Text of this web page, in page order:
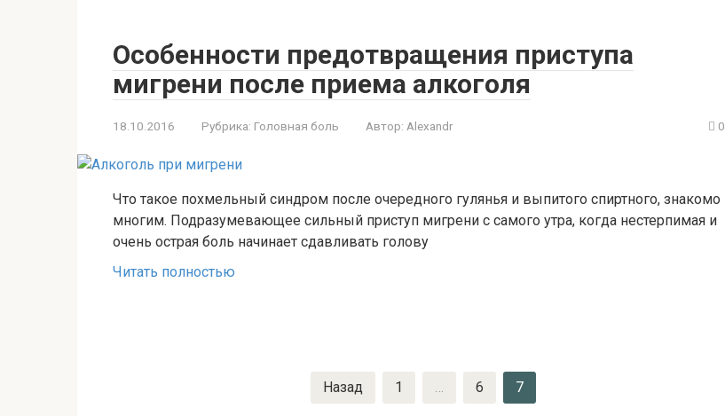
Особенности предотвращения приступа
мигрени после приема алкоголя
18.10.2016 Рубрика: Головная боль Автор: Alexandr 0
Что такое похмельный синдром после очередного гулянья и выпитого спиртного, знакомо
многим. Подразумевающее сильный приступ мигрени с самого утра, когда нестерпимая и
очень острая боль начинает сдавливать голову
Читать полностью
Назад 1 … 6 7